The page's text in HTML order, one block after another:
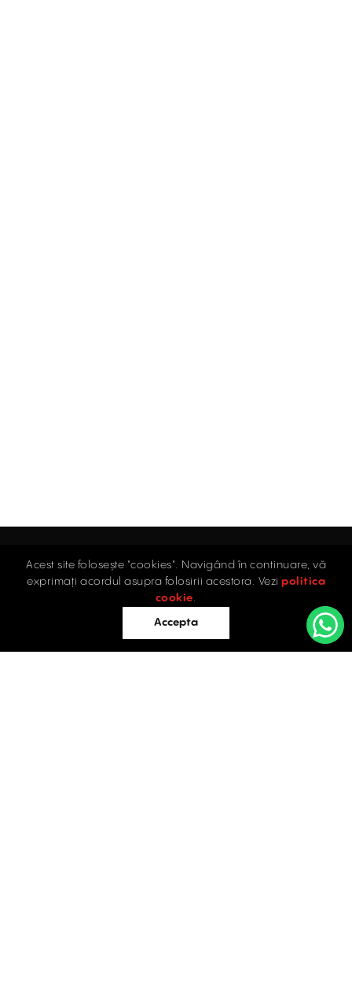
Acasă
Acest site folosește "cookies". Navigând în continuare, vă
exprimați acordul asupra folosirii acestora. Vezi politica
cookie.
Accepta